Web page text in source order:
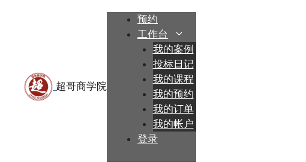
预约
工作台
我的案例
投标日记
我的课程
我的预约
我的订单
我的帐户
登录